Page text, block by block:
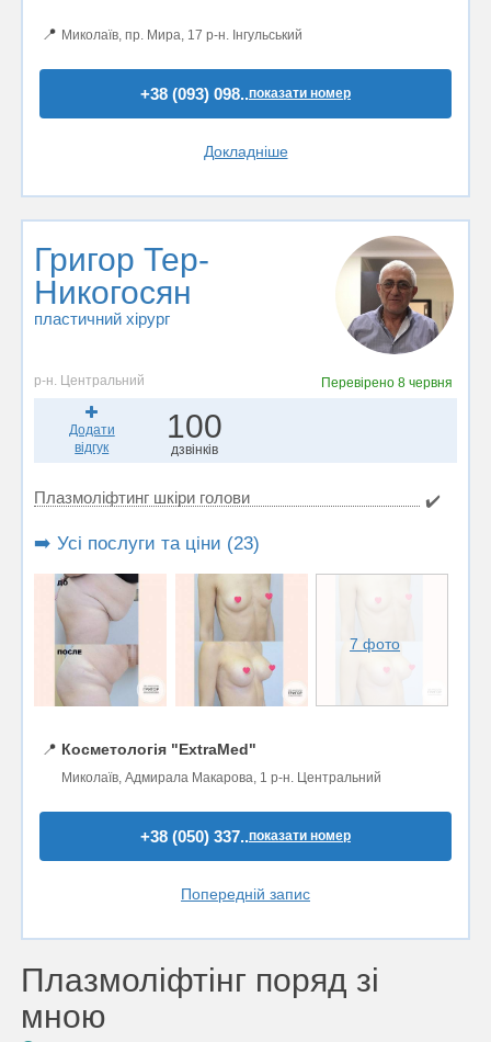
📍 Миколаїв, пр. Мира, 17 р-н. Інгульський
+38 (093) 098..показати номер
Докладніше
Григор Тер-
Никогосян
пластичний хірург
р-н. Центральний Перевірено 8 червня
Додати
відгук
100
дзвінків
Плазмоліфтинг шкіри голови ✔️
➡️ Усі послуги та ціни (23)
7 фото
📍 Косметологія "ExtraMed"
Миколаїв, Адмирала Макарова, 1 р-н. Центральний
+38 (050) 337..показати номер
Попередній запис
Плазмоліфтінг поряд зі
мною